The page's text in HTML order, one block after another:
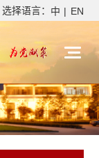
选择语言： 中 | EN